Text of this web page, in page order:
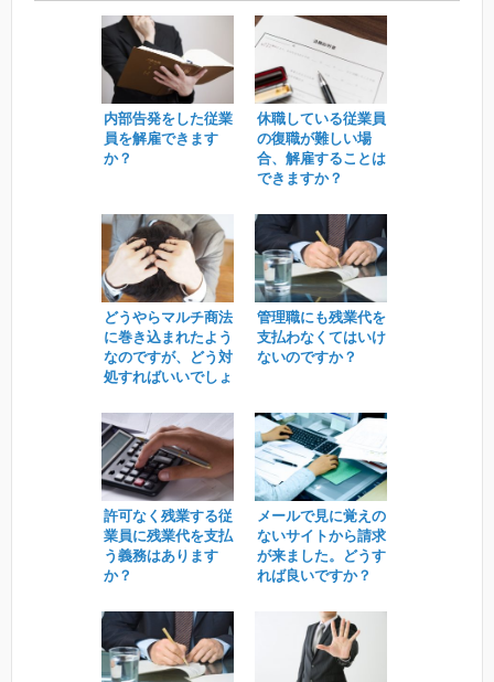
内部告発をした従業
員を解雇できます
か？
休職している従業員
の復職が難しい場
合、解雇することは
できますか？
どうやらマルチ商法
に巻き込まれたよう
なのですが、どう対
処すればいいでしょ
管理職にも残業代を
支払わなくてはいけ
ないのですか？
許可なく残業する従
業員に残業代を支払
う義務はあります
か？
メールで見に覚えの
ないサイトから請求
が来ました。どうす
れば良いですか？